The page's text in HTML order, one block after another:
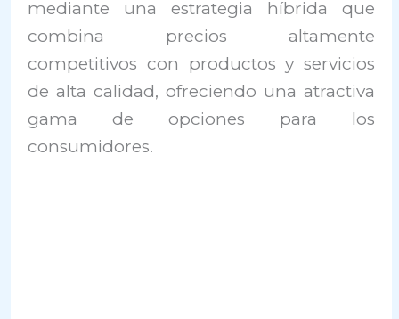
mediante una estrategia híbrida que
combina precios altamente
competitivos con productos y servicios
de alta calidad, ofreciendo una atractiva
gama de opciones para los
consumidores.